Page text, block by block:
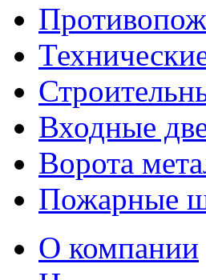
Входные
Ворота
Пожарные
О компании